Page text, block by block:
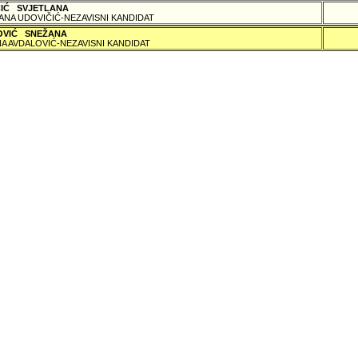
SVJETLANA
UDOVIČIĆ-NEZAVISNI KANDIDAT
SNEŽANA
AVDALOVIĆ-NEZAVISNI KANDIDAT